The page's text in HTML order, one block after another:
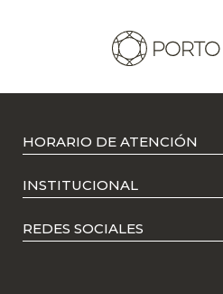
HORARIO DE ATENCIÓN
INSTITUCIONAL
REDES SOCIALES